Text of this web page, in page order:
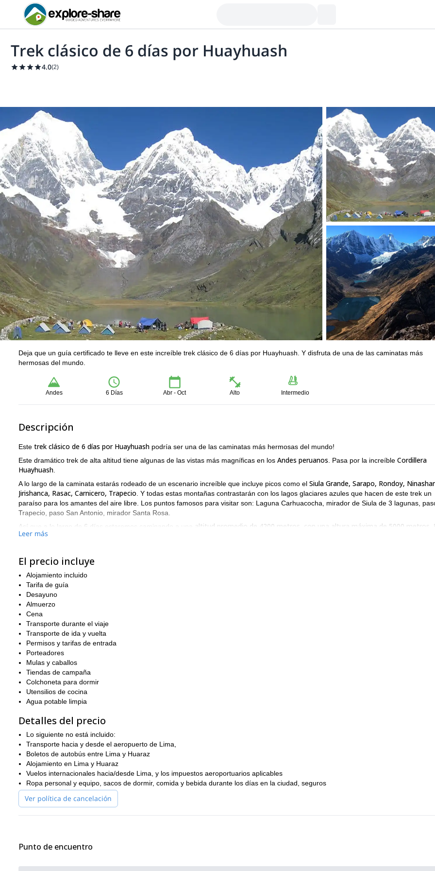
Trek clásico de 6 días por Huayhuash
4.0(2)
Deja que un guía certificado te lleve en este increíble trek clásico de 6 días por Huayhuash. Y disfruta de una de las caminatas más
hermosas del mundo.
Andes 6 Días Abr - Oct Alto Intermedio
Descripción
Este trek clásico de 6 días por Huayhuash podría ser una de las caminatas más hermosas del mundo!
Este dramático trek de alta altitud tiene algunas de las vistas más magníficas en los Andes peruanos . Pasa por la increíble Cordillera
Huayhuash
A lo largo de la caminata estarás rodeado de un escenario increíble que incluye picos como el Siula Grande, Sarapo, Rondoy,
Jirishanca, Rasac, Carnicero, Trapecio . Y todas estas montañas contrastarán con los lagos glaciares azules que hacen de este trek un
paraíso para los amantes del aire libre. Los puntos famosos para visitar son: Laguna Carhuacocha, mirador de Siula de 3 lagunas,
Trapecio, paso San Antonio, mirador Santa Rosa.
Así que a lo largo de 6 días estaremos caminando a una
altitud promedio de 4200 metros, con una altura máxima de 5000 metros
significa que necesitarás estar bien aclimatado y caminar a tu propio ritmo. Por eso siempre presto atención a cómo te sientes en el
Finalmente, una de las características más increíbles de este programa es el memorable campamento donde pasaremos nuestras
Los amplios valles con lagos glaciares hacen el paisaje perfecto para descansar mientras pescamos algunas truchas mientras los
andinos vuelan sobre nuestras cabezas!
Así que envíame una solicitud y prepárate para hacer de este trek clásico de 6 días por Huayhuash tu próxima gran aventura!
Leer más
El precio incluye
Alojamiento incluido
Tarifa de guía
Desayuno
Almuerzo
Cena
Transporte durante el viaje
Transporte de ida y vuelta
Permisos y tarifas de entrada
Porteadores
Mulas y caballos
Tiendas de campaña
Colchoneta para dormir
Utensilios de cocina
Agua potable limpia
Detalles del precio
Lo siguiente no está incluido:
Transporte hacia y desde el aeropuerto de Lima,
Boletos de autobús entre Lima y Huaraz
Alojamiento en Lima y Huaraz
Vuelos internacionales hacia/desde Lima, y los impuestos aeroportuarios aplicables
Ropa personal y equipo, sacos de dormir, comida y bebida durante los días en la ciudad, seguros
Ver política de cancelación
Punto de encuentro